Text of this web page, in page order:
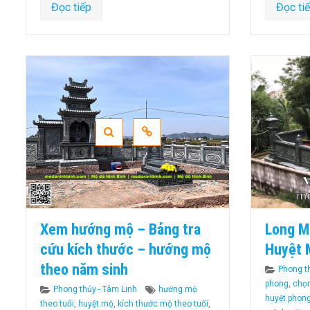
Đọc tiếp Đọc
Xem hướng mộ – Bảng tra
cứu kích thước – hướng mộ
theo năm sinh
Categories
Phong thủy - Tâm Linh Tags
hướng mộ
theo tuổi, huyệt mộ, kích thước mộ theo tuổi,
Long
Huyệt
Phong
phong,
huyệt